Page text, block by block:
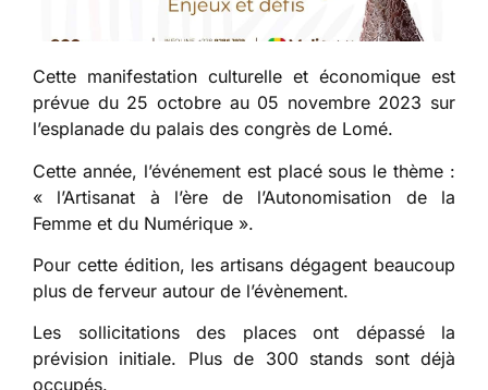
Cette manifestation culturelle et économique est
prévue du 25 octobre au 05 novembre 2023 sur
l’esplanade du palais des congrès de Lomé.
Cette année, l’événement est placé sous le thème :
« l’Artisanat à l’ère de l’Autonomisation de la
Femme et du Numérique ».
Pour cette édition, les artisans dégagent beaucoup
plus de ferveur autour de l’évènement.
Les sollicitations des places ont dépassé la
prévision initiale. Plus de 300 stands sont déjà
occupés.